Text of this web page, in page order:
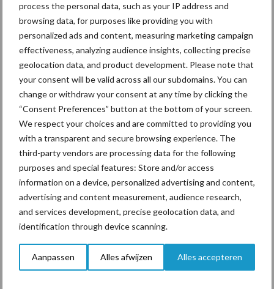
process the personal data, such as your IP address and
browsing data, for purposes like providing you with
personalized ads and content, measuring marketing campaign
effectiveness, analyzing audience insights, collecting precise
geolocation data, and product development. Please note that
your consent will be valid across all our subdomains. You can
change or withdraw your consent at any time by clicking the
“Consent Preferences” button at the bottom of your screen.
We respect your choices and are committed to providing you
with a transparent and secure browsing experience. The
third-party vendors are processing data for the following
purposes and special features: Store and/or access
information on a device, personalized advertising and content,
advertising and content measurement, audience research,
and services development, precise geolocation data, and
identification through device scanning.
Aanpassen Alles afwijzen Alles accepteren
hygieneoplossingen is in
Polen groter dan ooit”
Drie Franse bedrijven over
de grens van 14.000
kilogram melk
Themapagina's
Diergezondheid Bemesting Fokkerij
Ligbox &